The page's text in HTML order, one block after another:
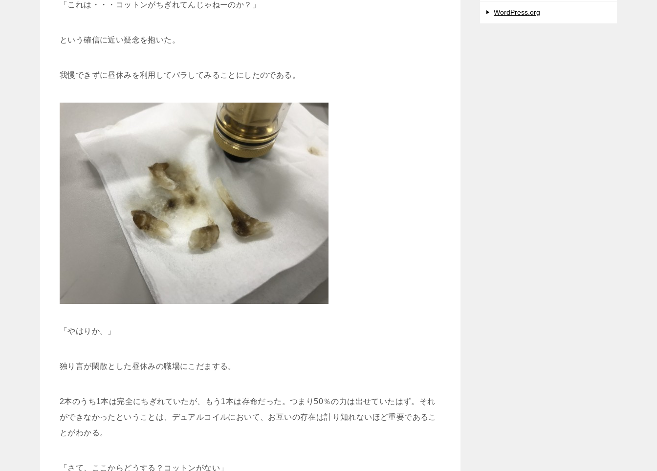
「これは・・・コットンがちぎれてんじゃねーのか？」
という確信に近い疑念を抱いた。
我慢できずに昼休みを利用してバラしてみることにしたのである。
「やはりか。」
独り言が閑散とした昼休みの職場にこだまする。
2本のうち1本は完全にちぎれていたが、もう1本は存命だった。つまり50％の力は出せていたはず。それ
ができなかったということは、デュアルコイルにおいて、お互いの存在は計り知れないほど重要であるこ
とがわかる。
「さて、ここからどうする？コットンがない」
WordPress.org